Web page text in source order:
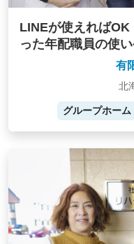
LINEが使えれば
った年配職員の使
有
北
グループホーム